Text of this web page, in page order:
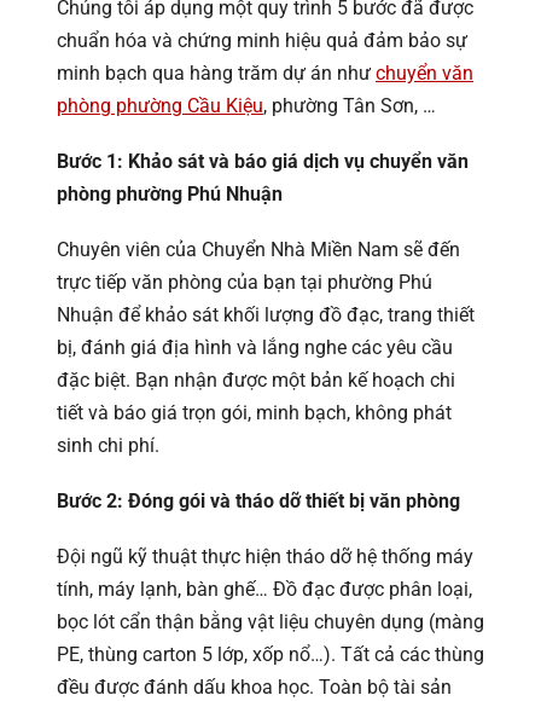
Chúng tôi áp dụng một quy trình 5 bước đã được
chuẩn hóa và chứng minh hiệu quả đảm bảo sự
minh bạch qua hàng trăm dự án như chuyển văn
phòng phường Cầu Kiệu, phường Tân Sơn, …
Bước 1: Khảo sát và báo giá dịch vụ chuyển văn
phòng phường Phú Nhuận
Chuyên viên của Chuyển Nhà Miền Nam sẽ đến
trực tiếp văn phòng của bạn tại phường Phú
Nhuận để khảo sát khối lượng đồ đạc, trang thiết
bị, đánh giá địa hình và lắng nghe các yêu cầu
đặc biệt. Bạn nhận được một bản kế hoạch chi
tiết và báo giá trọn gói, minh bạch, không phát
sinh chi phí.
Bước 2: Đóng gói và tháo dỡ thiết bị văn phòng
Đội ngũ kỹ thuật thực hiện tháo dỡ hệ thống máy
tính, máy lạnh, bàn ghế… Đồ đạc được phân loại,
bọc lót cẩn thận bằng vật liệu chuyên dụng (màng
PE, thùng carton 5 lớp, xốp nổ…). Tất cả các thùng
đều được đánh dấu khoa học. Toàn bộ tài sản